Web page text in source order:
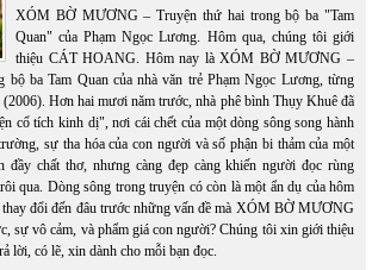
XÓM BỜ MƯƠNG – Truyện thứ hai trong bộ ba "Tam
Quan" của Phạm Ngọc Lương. Hôm qua, chúng tôi giới
thiệu CÁT HOANG. Hôm nay là XÓM BỜ MƯƠNG –
bộ ba Tam Quan của nhà văn trẻ Phạm Ngọc Lương, từng
Hơn hai mươi năm trước, nhà phê bình Thụy Khuê đã
cổ tích kinh dị", nơi cái chết của một dòng sông song hành
sự tha hóa của con người và số phận bi thảm của một
đầy chất thơ, nhưng càng đẹp càng khiến người đọc rùng
qua. Dòng sông trong truyện có còn là một ẩn dụ của hôm
thay đổi đến đâu trước những vấn đề mà XÓM BỜ MƯƠNG
sự vô cảm, và phẩm giá con người? Chúng tôi xin giới thiệu
lời, có lẽ, xin dành cho mỗi bạn đọc.